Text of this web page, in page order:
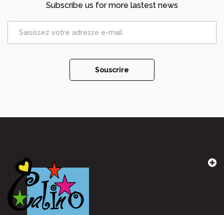
Subscribe us for more lastest news
Souscrire